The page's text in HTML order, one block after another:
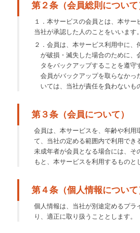
第２条（会員総則について
１．本サービスの会員とは、本サー
当社が承認した人のことをいいます。
２．会員は、本サービス利用中に、
が破損・滅失した場合のために、
タをバックアップすることを遵守
会員がバックアップを取らなかっ
いては、当社が責任を負わないも
第３条（会員について）
会員は、本サービスを、年齢や利用
て、当社の定める範囲内で利用でき
未成年者が会員となる場合には、そ
もと、本サービスを利用するものと
第４条（個人情報について
個人情報は、当社が別途定めるプラ
り、適正に取り扱うこととします。